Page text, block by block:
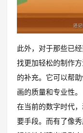
此外，对于那些已
找更加轻松的制作
的补充。它可以帮
画的质量和专业性。
在当前的数字时代
要手段。而有了像